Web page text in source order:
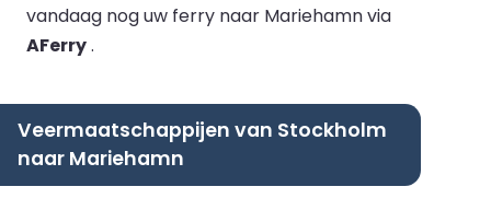
vandaag nog uw ferry naar Mariehamn via
AFerry.
Veermaatschappijen van Stockholm
naar Mariehamn